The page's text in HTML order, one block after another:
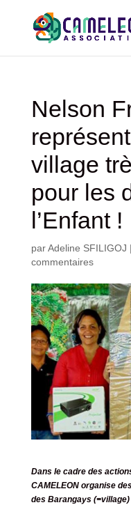
Nelson
village
pour les
l’Enfant !
parAdeline SFILIGOJ |
commentaires
Dans le cadre des
CAMELEON organise
des Barangays